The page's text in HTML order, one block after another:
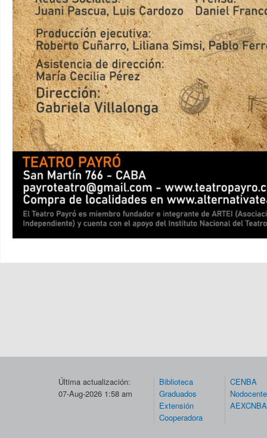
Última actualización:
07-Aug-2026 1:58 am
Biblioteca
Graduados
Extensión
Cooperadora
CENBA
AEXCNBA